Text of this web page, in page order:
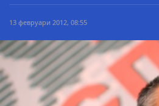
13 февруари 2012, 08:55